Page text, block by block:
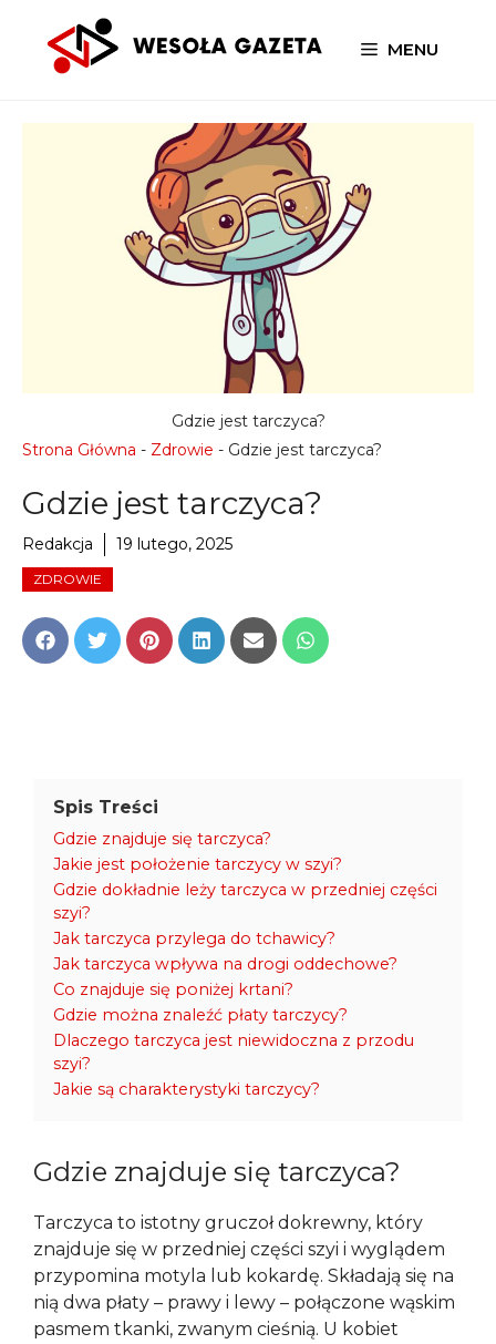
MENU
Strona Główna - Zdrowie - Gdzie jest tarczyca?
Gdzie jest tarczyca?
Redakcja 19 lutego, 2025
ZDROWIE
Share
on
Share
on
Share
on
Share
on
Share
on
Share
on
Gdzie jest tarczyca?
Spis Treści
Gdzie znajduje się tarczyca?
Jakie jest położenie tarczycy w szyi?
Gdzie dokładnie leży tarczyca w przedniej części
szyi?
Jak tarczyca przylega do tchawicy?
Jak tarczyca wpływa na drogi oddechowe?
Co znajduje się poniżej krtani?
Gdzie można znaleźć płaty tarczycy?
Dlaczego tarczyca jest niewidoczna z przodu
szyi?
Jakie są charakterystyki tarczycy?
Gdzie znajduje się tarczyca?
Tarczyca to istotny gruczoł dokrewny, który
znajduje się w przedniej części szyi i wyglądem
przypomina motyla lub kokardę. Składają się na
nią dwa płaty – prawy i lewy – połączone wąskim
pasmem tkanki, zwanym cieśnią. U kobiet